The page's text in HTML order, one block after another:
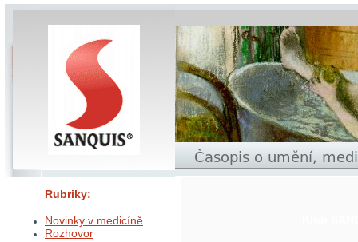
Rubriky:
Novinky v medicíně
Rozhovor